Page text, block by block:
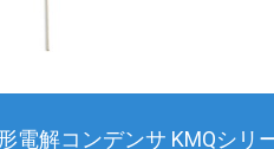
電解コンデンサ KMQシリ